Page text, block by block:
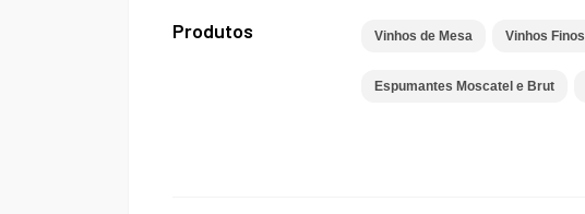
Produtos Vinhos de Mesa Vinhos Finos
Espumantes Moscatel e Brut